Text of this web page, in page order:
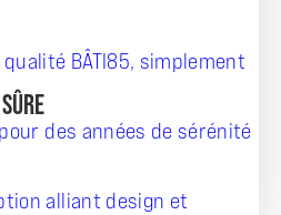
BÂTI85, simplement
des années de sérénité
alliant design et